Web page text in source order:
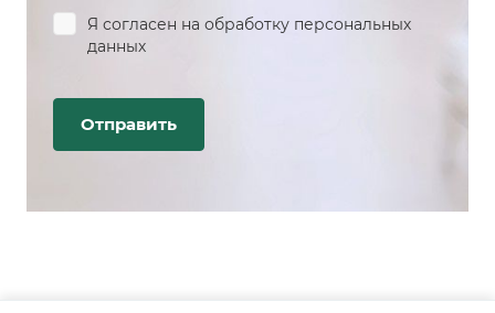
Я согласен на обработку персональных
данных